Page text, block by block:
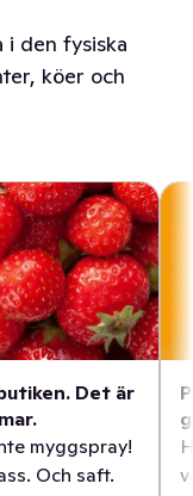
i den fysiska
köer och
Det är
myggspray!
Och saft.